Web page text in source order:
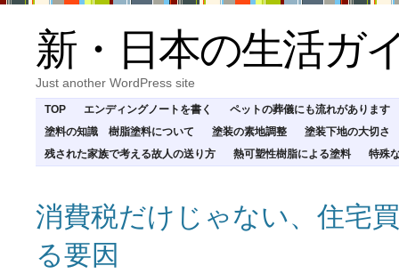
新・日本の生活ガ
Just another WordPress site
TOP エンディングノートを書く
ペットの葬儀にも流れがあります
塗料の知識 樹脂塗料について
塗装の素地調整
塗装下地の大切さ
残された家族で考える故人の送り方
熱可塑性樹脂による塗料 特殊
消費税だけじゃない、住宅
る要因